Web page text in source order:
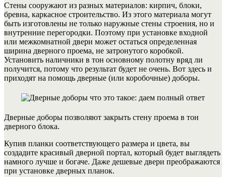
Стены сооружают из разных материалов: кирпич, блоки,
бревна, каркасное строительство. Из этого материала могут
быть изготовлены не только наружные стены строения, но и
внутренние перегородки. Поэтому при установке входной
или межкомнатной двери может остаться определенная
ширина дверного проема, не затронутого коробкой.
Установить наличники в тон основному полотну вряд ли
получится, потому что результат будет не очень. Вот здесь и
приходят на помощь дверные (или коробочные) доборы.
Дверные доборы позволяют закрыть стену проема в тон
дверного блока.
Купив планки соответствующего размера и цвета, вы
создадите красивый дверной портал, который будет выглядеть
намного лучше и богаче. Даже дешевые двери преображаются
при установке дверных планок.